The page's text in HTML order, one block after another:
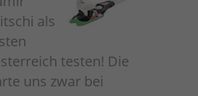
als
testen! Die
uns zwar bei